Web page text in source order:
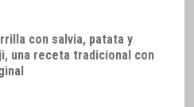
con salvia, patata y
una receta tradicional con